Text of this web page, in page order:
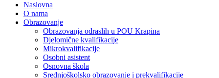
Naslovna
O nama
Obrazovanje
Obrazovanja odraslih u POU Krapina
Djelomične kvalifikacije
Mikrokvalifikacije
Osobni asistent
Osnovna škola
Srednjoškolsko obrazovanje i prekvalifikacije